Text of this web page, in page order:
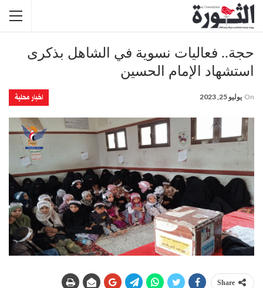
حجة.. فعاليات نسوية في الشاهل بذكرى
استشهاد الإمام الحسين
اخبار محلية On يوليو 25, 2023
Share